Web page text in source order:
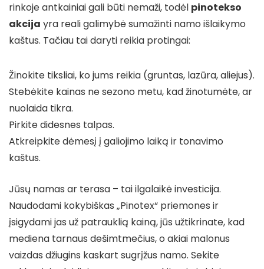
rinkoje antkainiai gali būti nemaži, todėl pinotekso
akcija yra reali galimybė sumažinti namo išlaikymo
kaštus. Tačiau tai daryti reikia protingai:
Žinokite tiksliai, ko jums reikia (gruntas, lazūra, aliejus).
Stebėkite kainas ne sezono metu, kad žinotumėte, ar
nuolaida tikra.
Pirkite didesnes talpas.
Atkreipkite dėmesį į galiojimo laiką ir tonavimo
kaštus.
Jūsų namas ar terasa – tai ilgalaikė investicija.
Naudodami kokybiškas „Pinotex“ priemones ir
įsigydami jas už patrauklią kainą, jūs užtikrinate, kad
mediena tarnaus dešimtmečius, o akiai malonus
vaizdas džiugins kaskart sugrįžus namo. Sekite